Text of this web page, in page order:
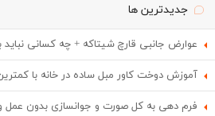
جدیدترین ها
عوارض جانبی قارچ شیتاکه + چه کسانی نباید
آموزش دوخت کاور مبل ساده در خانه با کمترین
فرم دهی به کل صورت و جوانسازی بدون عمل